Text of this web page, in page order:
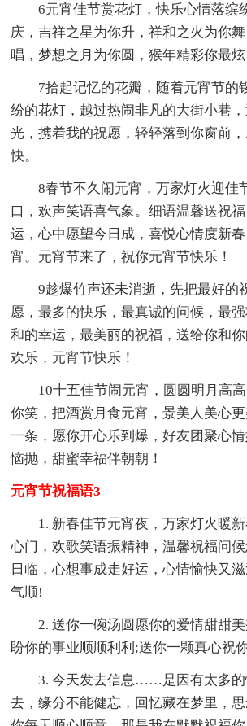
6元宵佳节赏花灯，快乐心情落缤
庆，吉祥之星为你升，祥和之火为你
唱，梦想之月为你圆，猴年精彩你最炫
7拾起记忆的花瓣，随着元宵节的
纷的花灯，越过热闹非凡的大街小巷，
光，携着我的祝愿，轻轻落到你窗前
快。
8春节不久闹元宵，万家灯火迎佳
口，欢声笑语喜气象。细语温馨送祝
运，心中愿望今日成，喜悦心情度新
宵。元宵节来了，祝你元宵节快乐！
9趁爆竹声还未消逝，先把最好的
愿，最多的快乐，最真诚的问候，最
和的幸运，最美丽的祝福，送给你和
欢乐，元宵节快乐！
10十五佳节闹元宵，圆圆明月高
你笑，把酒赏月食元宵，景美人美心
一条，愿你开心乐到爆，好友团聚心
恼抛，甜蜜幸福伴朝朝！
元宵节祝福语3
1. 新春佳节元宵夜，万家灯火暖
心门，欢歌笑语振精神，温馨祝福问
日临，心想事成走好运，心情愉快又
气顺!
2. 送你一碗汤圆愿你的爱情甜甜
盼你的事业顺顺利利;送你一颗真心祝
3. 今天发去信息……是因有太多的
去，缘分不能健忘，回忆藏在梦里，